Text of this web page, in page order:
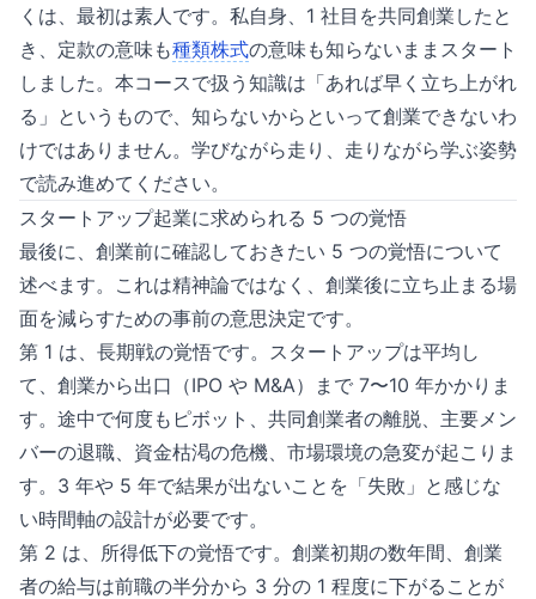
くは、最初は素人です。私自身、1 社目を共同創業したと
き、定款の意味も種類株式の意味も知らないままスタート
しました。本コースで扱う知識は「あれば早く立ち上がれ
る」というもので、知らないからといって創業できないわ
けではありません。学びながら走り、走りながら学ぶ姿勢
で読み進めてください。
スタートアップ起業に求められる 5 つの覚悟
最後に、創業前に確認しておきたい 5 つの覚悟について
述べます。これは精神論ではなく、創業後に立ち止まる場
面を減らすための事前の意思決定です。
第 1 は、長期戦の覚悟です。スタートアップは平均し
て、創業から出口（IPO や M&A）まで 7〜10 年かかりま
す。途中で何度もピボット、共同創業者の離脱、主要メン
バーの退職、資金枯渇の危機、市場環境の急変が起こりま
す。3 年や 5 年で結果が出ないことを「失敗」と感じな
い時間軸の設計が必要です。
第 2 は、所得低下の覚悟です。創業初期の数年間、創業
者の給与は前職の半分から 3 分の 1 程度に下がることが